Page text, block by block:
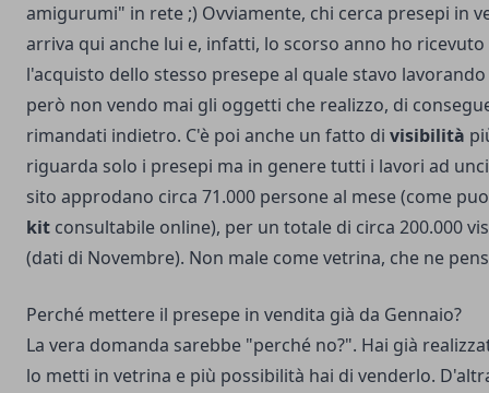
amigurumi" in rete ;) Ovviamente, chi cerca presepi in
arriva qui anche lui e, infatti, lo scorso anno ho
l'acquisto dello stesso presepe al quale stavo
però non vendo mai gli oggetti che realizzo, di
rimandati indietro. C'è poi anche un fatto di visibilità
riguarda solo i presepi ma in genere tutti i lavori ad
sito approdano circa 71.000 persone al mese (come
kit consultabile online), per un totale di circa 200.000
(dati di Novembre). Non male come vetrina, che ne
Perché mettere il presepe in vendita già da Gennaio?
La vera domanda sarebbe "perché no?". Hai già
lo metti in vetrina e più possibilità hai di venderlo.